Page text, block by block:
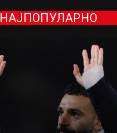
НАЈПОПУЛАРНО